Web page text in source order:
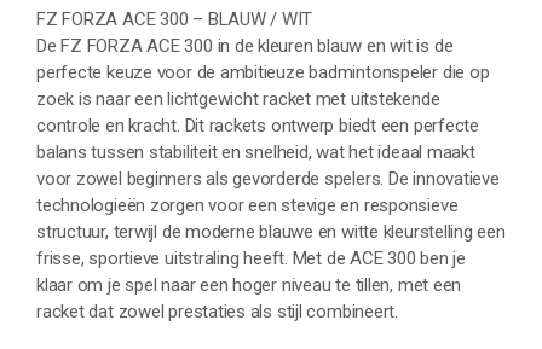
€89.95.€69.95.
FZ FORZA ACE 300 – BLAUW / WIT
De FZ FORZA ACE 300 in de kleuren blauw en wit is de
perfecte keuze voor de ambitieuze badmintonspeler die op
zoek is naar een lichtgewicht racket met uitstekende
controle en kracht. Dit rackets ontwerp biedt een perfecte
balans tussen stabiliteit en snelheid, wat het ideaal maakt
voor zowel beginners als gevorderde spelers. De innovatieve
technologieën zorgen voor een stevige en responsieve
structuur, terwijl de moderne blauwe en witte kleurstelling een
frisse, sportieve uitstraling heeft. Met de ACE 300 ben je
klaar om je spel naar een hoger niveau te tillen, met een
racket dat zowel prestaties als stijl combineert.